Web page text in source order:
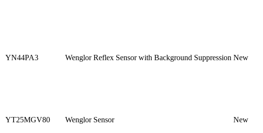
YN44PA3 Wenglor Reflex Sensor with Background Suppression New
YT25MGV80 Wenglor Sensor New